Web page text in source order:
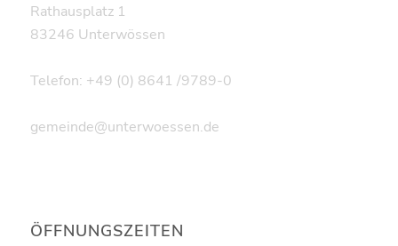
Rathausplatz 1
83246 Unterwössen
Telefon: +49 (0) 8641 /9789-0
gemeinde@unterwoessen.de
ÖFFNUNGSZEITEN